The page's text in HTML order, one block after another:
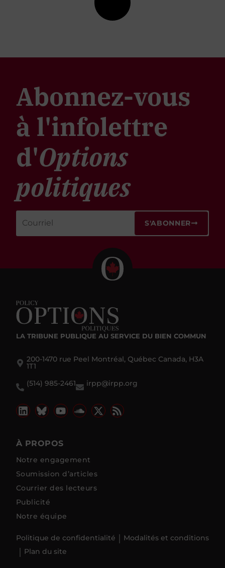
Abonnez-vous
à l'infolettre
d'Options
politiques
S'ABONNER
LA TRIBUNE PUBLIQUE AU SERVICE DU BIEN COMMUN
200-1470 rue Peel Montréal, Québec Canada, H3A
1T1
(514) 985-2461
irpp@irpp.org
À PROPOS
Notre engagement
Soumission d’articles
Courrier des lecteurs
Publicité
Notre équipe
Politique de confidentialité
Modalités et conditions
Plan du site